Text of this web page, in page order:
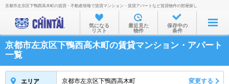
お部屋を探す
沿線・駅から
住所から
家賃相場から
京都市左京区下鴨西高木町の賃貸・不動産情報で賃貸マンション・賃貸アパートなど賃貸物件の部屋探し
気になる
リスト
最近見た
物件
保存中の
条件
京都市左京区下鴨西高木町の賃貸マンション・アパート
一覧
エリア 京都市左京区下鴨西高木町 変更する